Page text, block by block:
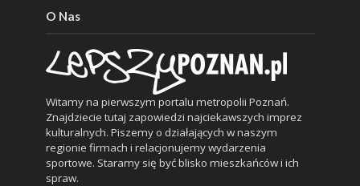
O Nas
Witamy na pierwszym portalu metropolii Poznań.
Znajdziecie tutaj zapowiedzi najciekawszych imprez
kulturalnych. Piszemy o działających w naszym
regionie firmach i relacjonujemy wydarzenia
sportowe. Staramy się być blisko mieszkańców i ich
spraw.